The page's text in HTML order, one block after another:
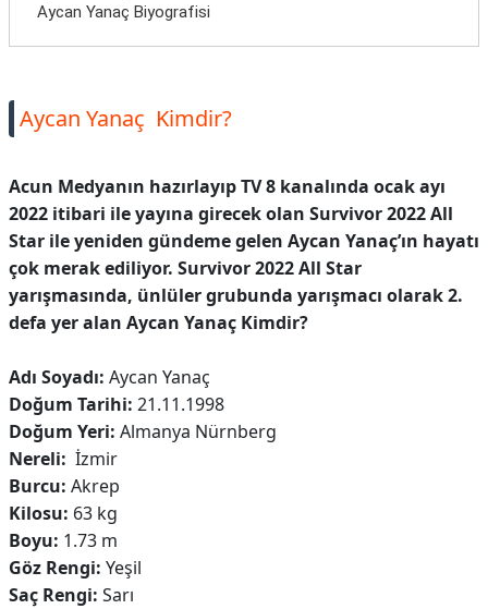
Aycan Yanaç Biyografisi
Aycan Yanaç Kimdir?
Acun Medyanın hazırlayıp TV 8 kanalında ocak ayı
2022 itibari ile yayına girecek olan Survivor 2022 All
Star ile yeniden gündeme gelen Aycan Yanaç’ın hayatı
çok merak ediliyor. Survivor 2022 All Star
yarışmasında, ünlüler grubunda yarışmacı olarak 2.
defa yer alan Aycan Yanaç Kimdir?
Adı Soyadı: Aycan Yanaç
Doğum Tarihi: 21.11.1998
Doğum Yeri: Almanya Nürnberg
Nereli: İzmir
Burcu: Akrep
Kilosu: 63 kg
Boyu: 1.73 m
Göz Rengi: Yeşil
Saç Rengi: Sarı